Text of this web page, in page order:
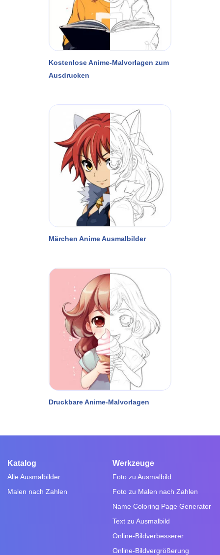
Kostenlose Anime-Malvorlagen zum
Ausdrucken
Märchen Anime Ausmalbilder
Druckbare Anime-Malvorlagen
Katalog
Alle Ausmalbilder
Malen nach Zahlen
Werkzeuge
Foto zu Ausmalbild
Foto zu Malen nach Zahlen
Name Coloring Page Generator
Text zu Ausmalbild
Online-Bildverbesserer
Online-Bildvergrößerung